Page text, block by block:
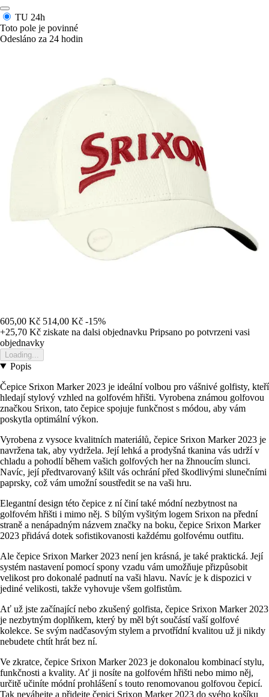
TU 24h
Toto pole je povinné
Odesláno za 24 hodin
605,00 Kč 514,00 Kč -15%
+25,70 Kč ziskate na dalsi objednavku Pripsano po potvrzeni vasi
objednavky
Loading...
Popis
Čepice Srixon Marker 2023 je ideální volbou pro vášnivé golfisty, kteří
hledají stylový vzhled na golfovém hřišti. Vyrobena známou golfovou
značkou Srixon, tato čepice spojuje funkčnost s módou, aby vám
poskytla optimální výkon.
Vyrobena z vysoce kvalitních materiálů, čepice Srixon Marker 2023 je
navržena tak, aby vydržela. Její lehká a prodyšná tkanina vás udrží v
chladu a pohodlí během vašich golfových her na žhnoucím slunci.
Navíc, její předtvarovaný kšilt vás ochrání před škodlivými slunečními
paprsky, což vám umožní soustředit se na vaši hru.
Elegantní design této čepice z ní činí také módní nezbytnost na
golfovém hřišti i mimo něj. S bílým vyšitým logem Srixon na přední
straně a nenápadným názvem značky na boku, čepice Srixon Marker
2023 přidává dotek sofistikovanosti každému golfovému outfitu.
Ale čepice Srixon Marker 2023 není jen krásná, je také praktická. Její
systém nastavení pomocí spony vzadu vám umožňuje přizpůsobit
velikost pro dokonalé padnutí na vaši hlavu. Navíc je k dispozici v
jediné velikosti, takže vyhovuje všem golfistům.
Ať už jste začínající nebo zkušený golfista, čepice Srixon Marker 2023
je nezbytným doplňkem, který by měl být součástí vaší golfové
kolekce. Se svým nadčasovým stylem a prvotřídní kvalitou už ji nikdy
nebudete chtít hrát bez ní.
Ve zkratce, čepice Srixon Marker 2023 je dokonalou kombinací stylu,
funkčnosti a kvality. Ať ji nosíte na golfovém hřišti nebo mimo něj,
určitě učiníte módní prohlášení s touto renomovanou golfovou čepicí.
Tak neváhejte a přidejte čepici Srixon Marker 2023 do svého košíku